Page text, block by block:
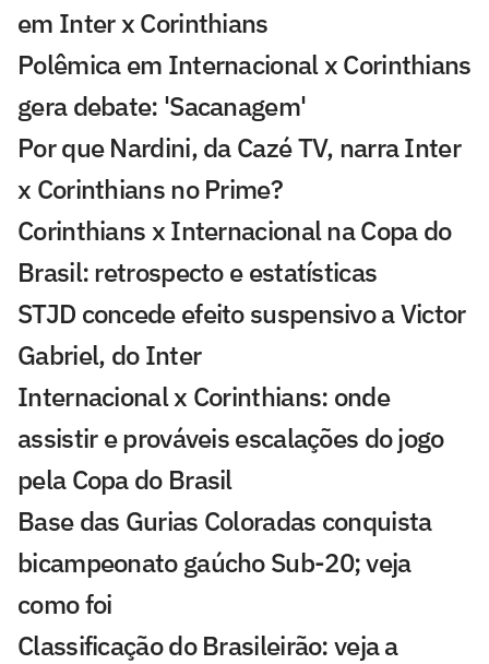
em Inter x Corinthians
Polêmica em Internacional x Corinthians
gera debate: 'Sacanagem'
Por que Nardini, da Cazé TV, narra Inter
x Corinthians no Prime?
Corinthians x Internacional na Copa do
Brasil: retrospecto e estatísticas
STJD concede efeito suspensivo a Victor
Gabriel, do Inter
Internacional x Corinthians: onde
assistir e prováveis escalações do jogo
pela Copa do Brasil
Base das Gurias Coloradas conquista
bicampeonato gaúcho Sub-20; veja
como foi
Classificação do Brasileirão: veja a